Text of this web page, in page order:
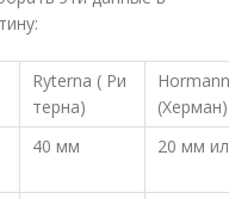
Ryterna ( Ри
терна)
(Херман)
40 мм 20 мм